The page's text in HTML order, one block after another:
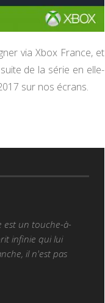
via Xbox France, et
de la série en elle-
sur nos écrans.
est un touche-à-
infinie qui lui
il n'est pas